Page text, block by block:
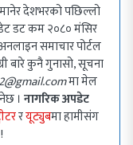
देशभरको पछिल्लो
डट कम २०८० मंसिर
समाचार पोर्टल
बारे कुनै गुनासो, सूचना
मा मेल
।नागरिक अपडेट
रयूट्युबमा हामीसंग